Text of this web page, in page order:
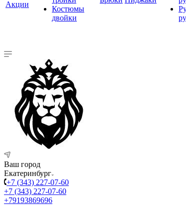
Акции
Костюмы
двойки
Ваш город
Екатеринбург
+7 (343) 227-07-60
+7 (343) 227-07-60
+79193869696